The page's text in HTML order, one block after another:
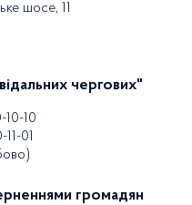
шосе, 11
чергових"
10
01
громадян